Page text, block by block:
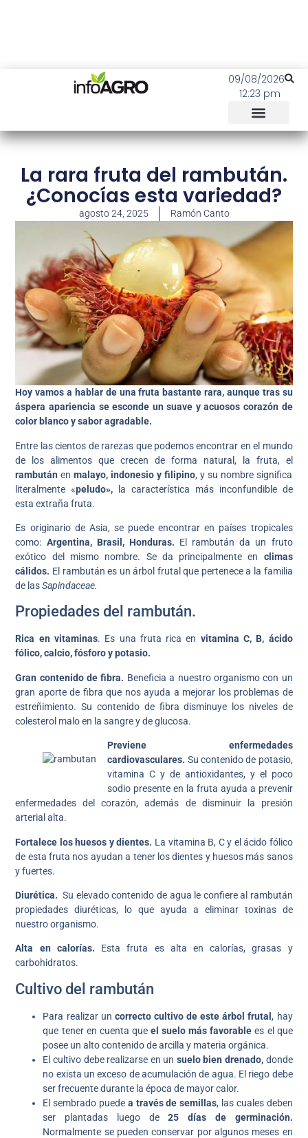
09/08/2026
12:23 pm
La rara fruta del rambután.
¿Conocías esta variedad?
agosto 24, 2025 Ramón Canto
Hoy vamos a hablar de una fruta bastante rara, aunque tras su
áspera apariencia se esconde un suave y acuosos corazón de
color blanco y sabor agradable.
Entre las cientos de rarezas que podemos encontrar en el mundo
de los alimentos que crecen de forma natural, la fruta, el
rambutánenmalayo, indonesio y filipino, y su nombre significa
literalmente «peludo», la característica más inconfundible de
esta extraña fruta.
Es originario de Asia, se puede encontrar en países tropicales
como: Argentina, Brasil, Honduras. El rambután da un fruto
exótico del mismo nombre. Se da principalmente en climas
cálidos. El rambután es un árbol frutal que pertenece a la familia
de lasSapindaceae.
Propiedades del rambután.
Rica en vitaminas. Es una fruta rica en vitamina C, B, ácido
fólico, calcio, fósforo y potasio.
Gran contenido de fibra. Beneficia a nuestro organismo con un
gran aporte de fibra que nos ayuda a mejorar los problemas de
estreñimiento. Su contenido de fibra disminuye los niveles de
colesterol malo en la sangre y de glucosa.
Previene enfermedades
cardiovasculares. Su contenido de potasio,
vitamina C y de antioxidantes, y el poco
sodio presente en la fruta ayuda a prevenir
enfermedades del corazón, además de disminuir la presión
arterial alta.
Fortalece los huesos y dientes. La vitamina B, C y el ácido fólico
de esta fruta nos ayudan a tener los dientes y huesos más sanos
y fuertes.
Diurética. Su elevado contenido de agua le confiere al rambután
propiedades diuréticas, lo que ayuda a eliminar toxinas de
nuestro organismo.
Alta en calorías. Esta fruta es alta en calorías, grasas y
carbohidratos.
Cultivo del rambután
Para realizar un correcto cultivo de este árbol frutal, hay
que tener en cuenta queel suelo más favorable es el que
posee un alto contenido de arcilla y materia orgánica.
El cultivo debe realizarse en un suelo bien drenado, donde
no exista un exceso de acumulación de agua. El riego debe
ser frecuente durante la época de mayor calor.
El sembrado puede a través de semillas, las cuales deben
ser plantadas luego de25 días de germinación.
Normalmente se pueden conservar por algunos meses en